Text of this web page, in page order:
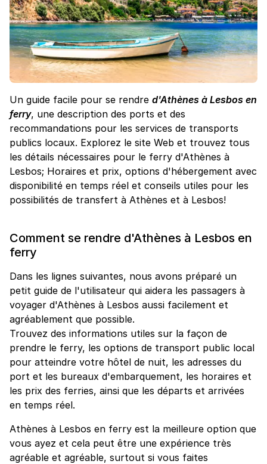
Un guide facile pour se rendre d'Athènes à Lesbos en
ferry, une description des ports et des
recommandations pour les services de transports
publics locaux. Explorez le site Web et trouvez tous
les détails nécessaires pour le ferry d'Athènes à
Lesbos; Horaires et prix, options d'hébergement avec
disponibilité en temps réel et conseils utiles pour les
possibilités de transfert à Athènes et à Lesbos!
Comment se rendre d'Athènes à Lesbos en
ferry
Dans les lignes suivantes, nous avons préparé un
petit guide de l'utilisateur qui aidera les passagers à
voyager d'Athènes à Lesbos aussi facilement et
agréablement que possible.
Trouvez des informations utiles sur la façon de
prendre le ferry, les options de transport public local
pour atteindre votre hôtel de nuit, les adresses du
port et les bureaux d'embarquement, les horaires et
les prix des ferries, ainsi que les départs et arrivées
en temps réel.
Athènes à Lesbos en ferry est la meilleure option que
vous ayez et cela peut être une expérience très
agréable et agréable, surtout si vous faites